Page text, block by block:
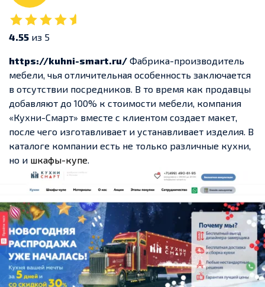
4.55 из 5
https://kuhni-smart.ru/ Фабрика-производитель
мебели, чья отличительная особенность заключается
в отсутствии посредников. В то время как продавцы
добавляют до 100% к стоимости мебели, компания
«Кухни-Смарт» вместе с клиентом создает макет,
после чего изготавливает и устанавливает изделия. В
каталоге компании есть не только различные кухни,
но и шкафы-купе.